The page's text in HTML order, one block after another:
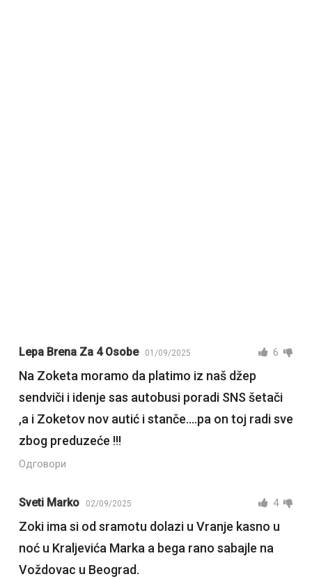
Lepa Brena Za 4 Osobe 01/09/2025 6
Na Zoketa moramo da platimo iz naš džep
sendviči i idenje sas autobusi poradi SNS šetači
,a i Zoketov nov autić i stanče….pa on toj radi sve
zbog preduzeće !!!
Одговори
Sveti Marko 02/09/2025 4
Zoki ima si od sramotu dolazi u Vranje kasno u
noć u Kraljevića Marka a bega rano sabajle na
Voždovac u Beograd.